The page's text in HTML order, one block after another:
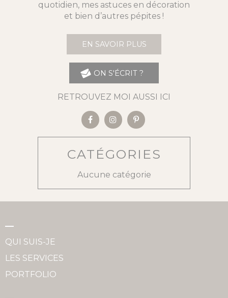
quotidien, mes astuces en décoration
et bien d’autres pépites !
EN SAVOIR PLUS
ON S'ÉCRIT ?
RETROUVEZ MOI AUSSI ICI
CATÉGORIES
Aucune catégorie
QUI SUIS-JE
LES SERVICES
PORTFOLIO